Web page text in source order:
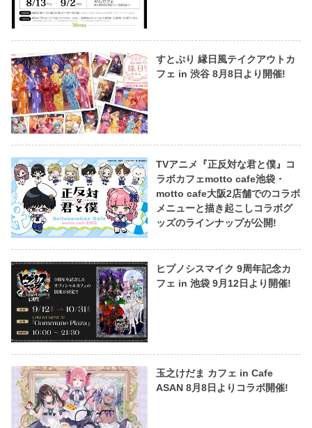
すとぷり 縁日風テイクアウトカ
フェ in 渋谷 8月8日より開催!
TVアニメ『正反対な君と僕』コ
ラボカフェmotto cafe池袋・
motto cafe大阪2店舗でのコラボ
メニューと描き起こしコラボグ
ッズのラインナップが公開!
ヒプノシスマイク 9周年記念カ
フェ in 池袋 9月12日より開催!
玉之けだま カフェ in Cafe
ASAN 8月8日よりコラボ開催!